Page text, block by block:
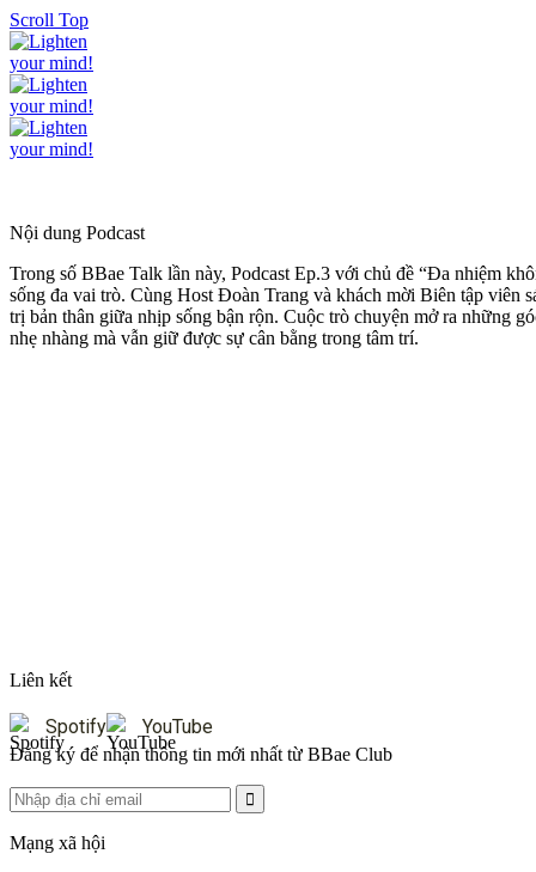
Scroll Top
Nội dung Podcast
Trong số BBae Talk lần này, Podcast Ep.3 với chủ đề “Đa nhiệm
sống đa vai trò. Cùng Host Đoàn Trang và khách mời Biên tập viên
trị bản thân giữa nhịp sống bận rộn. Cuộc trò chuyện mở ra những
nhẹ nhàng mà vẫn giữ được sự cân bằng trong tâm trí.
Liên kết
Spotify YouTube
Đăng ký để nhận thông tin mới nhất từ BBae Club
Mạng xã hội